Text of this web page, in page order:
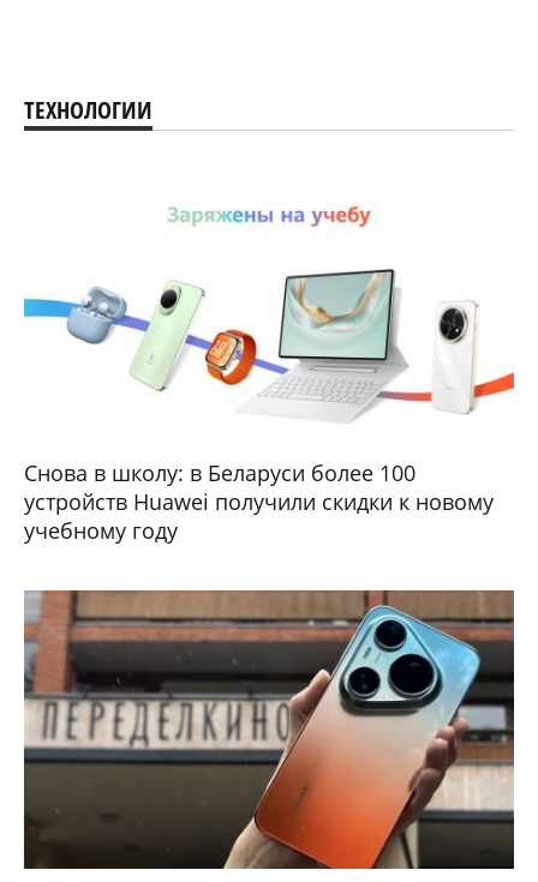
ТЕХНОЛОГИИ
Снова в школу: в Беларуси более 100
устройств Huawei получили скидки к новому
учебному году